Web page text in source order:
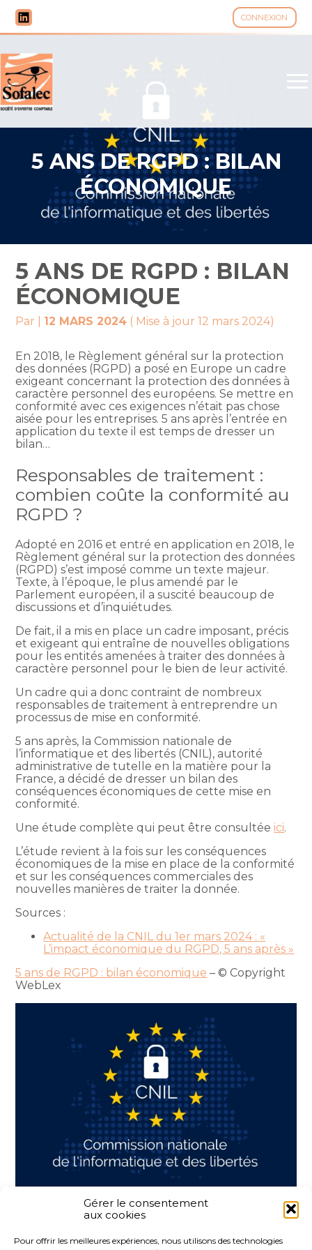
Gérer le consentement
aux cookies
Pour offrir les meilleures expériences, nous utilisons des technologies
CONNEXION
Aller
au
contenu
5 ANS DE RGPD : BILAN
ÉCONOMIQUE
5 ANS DE RGPD : BILAN
ÉCONOMIQUE
Par 12 MARS 2024 ( Mise à jour 12 mars 2024)
En 2018, le Règlement général sur la protection
des données (RGPD) a posé en Europe un cadre
exigeant concernant la protection des données à
caractère personnel des européens. Se mettre en
conformité avec ces exigences n’était pas chose
aisée pour les entreprises. 5 ans après l’entrée en
application du texte il est temps de dresser un
bilan…
Responsables de traitement :
combien coûte la conformité au
RGPD ?
Adopté en 2016 et entré en application en 2018, le
Règlement général sur la protection des données
(RGPD) s’est imposé comme un texte majeur.
Texte, à l’époque, le plus amendé par le
Parlement européen, il a suscité beaucoup de
discussions et d’inquiétudes.
De fait, il a mis en place un cadre imposant, précis
et exigeant qui entraîne de nouvelles obligations
pour les entités amenées à traiter des données à
caractère personnel pour le bien de leur activité.
Un cadre qui a donc contraint de nombreux
responsables de traitement à entreprendre un
processus de mise en conformité.
5 ans après, la Commission nationale de
l’informatique et des libertés (CNIL), autorité
administrative de tutelle en la matière pour la
France, a décidé de dresser un bilan des
conséquences économiques de cette mise en
conformité.
Une étude complète qui peut être consultéeici.
L’étude revient à la fois sur les conséquences
économiques de la mise en place de la conformité
et sur les conséquences commerciales des
nouvelles manières de traiter la donnée.
Sources :
Actualité de la CNIL du 1er mars 2024 : «
L’impact économique du RGPD, 5 ans après »
5 ans de RGPD : bilan économique – © Copyright
WebLex